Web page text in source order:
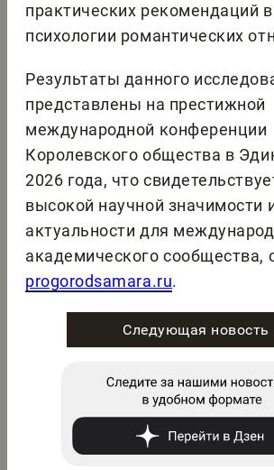
практических рекомендаций
психологии романтических
Результаты данного
представлены на престижной
международной конференции
Королевского общества в
2026 года, что
высокой научной значимости
актуальности для
академического сообщества,
progorodsamara.ru.
Следующая новость